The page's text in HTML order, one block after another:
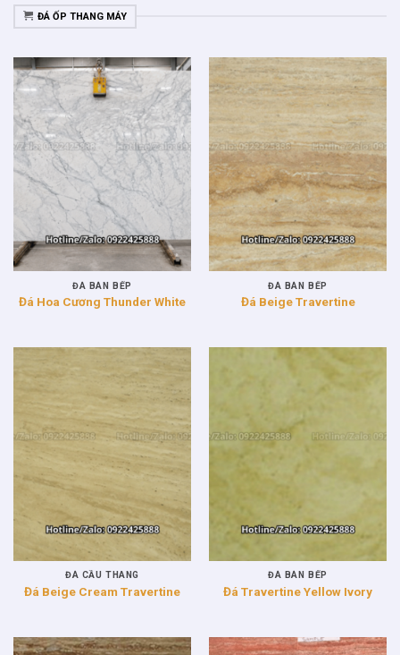
ĐÁ ỐP THANG MÁY
ĐÁ BÀN BẾP
Đá Hoa Cương Thunder White
ĐÁ BÀN BẾP
Đá Beige Travertine
ĐÁ CẦU THANG
Đá Beige Cream Travertine
ĐÁ BÀN BẾP
Đá Travertine Yellow Ivory